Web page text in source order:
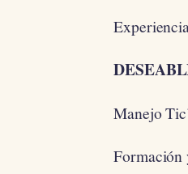
Manejo
Formación